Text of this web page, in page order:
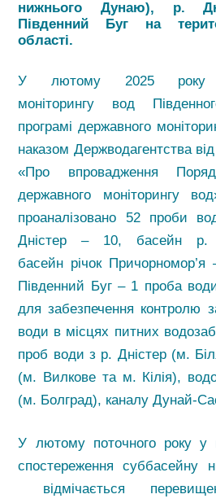
нижнього Дунаю), р.
Південний Буг на
області.
У лютому 2025 року
моніторингу вод
програмі державного
наказом Держводагентства
«Про впровадження
державного моніторингу
проаналізовано 52 проби
Дністер – 10, басейн
басейн річок
Південний Буг – 1 проба
для забезпечення контролю
води в місцях питних
проб води з р. Дністер (м.
(м. Вилкове та м. Кілія),
(м. Болград), каналу Дунай-
У лютому поточного року у
спостереження суббасейну
відмічається